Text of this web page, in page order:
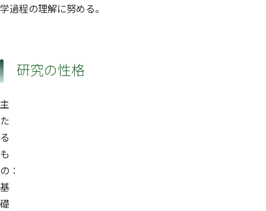
学過程の理解に努める。
研究の性格
主
た
る
も
の：
基
礎